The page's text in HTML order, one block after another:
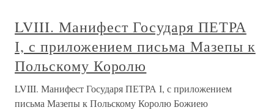
LVIII. Манифест Государя ПЕТРА
І, с приложением письма Мазепы к
Польскому Королю
LVIII. Манифест Государя ПЕТРА І, с приложением
письма Мазепы к Польскому Королю Божиею